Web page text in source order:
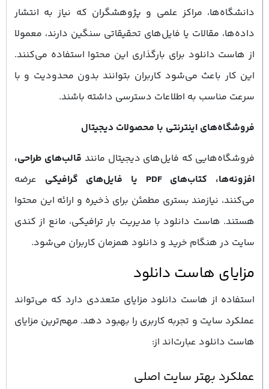
دانشگاه‌ها، مراکز علمی و پژوهشگران که نیاز به انتشار
داده‌ها، مقالات یا فایل‌های تحقیقاتی سنگین دارند، معمولا
از هاست دانلود برای بارگذاری این محتوا استفاده می‌کنند.
این کار باعث می‌شود کاربران بتوانند بدون محدودیت و با
سرعت مناسب به اطلاعات دسترسی داشته باشند.
فروشگاه‌های اینترنتی با محصولات دیجیتال
فروشگاه‌هایی که فایل‌های دیجیتال مانند قالب‌های طراحی،
افزونه‌ها، کتاب‌های PDF یا فایل‌های گرافیکی
عرضه
می‌کنند، نیازمند بستری مطمئن برای ذخیره و ارائه این محتوا
هستند. هاست دانلود با مدیریت بار ترافیکی، مانع از کندی
سایت در هنگام خرید و دانلود همزمان کاربران می‌شود.
مزایای هاست دانلود
استفاده از هاست دانلود مزایای متعددی دارد که می‌تواند
عملکرد سایت و تجربه کاربری را بهبود دهد. مهم‌ترین مزایای
هاست دانلود عبارت‌اند از:
عملکرد بهتر سایت اصلی